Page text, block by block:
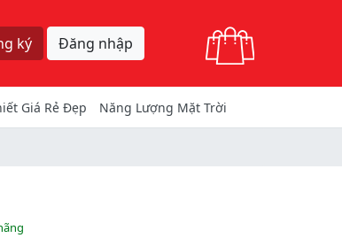
ký Đăng nhập
Giá Rẻ Đẹp Năng Lượng Mặt Trời